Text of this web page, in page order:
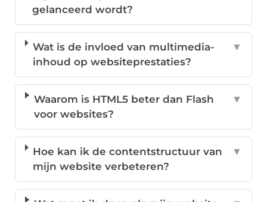
gelanceerd wordt?
Wat is de invloed van multimedia-
inhoud op websiteprestaties?
▼
Waarom is HTML5 beter dan Flash
voor websites?
▼
Hoe kan ik de contentstructuur van
mijn website verbeteren?
▼